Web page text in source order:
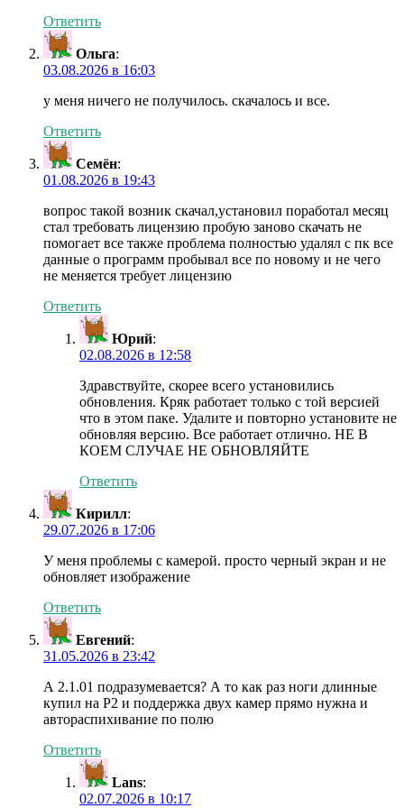
Ответить
Ольга:
03.08.2026 в 16:03
у меня ничего не получилось. скачалось и все.
Ответить
Семён:
01.08.2026 в 19:43
вопрос такой возник скачал,установил поработал месяц
стал требовать лицензию пробую заново скачать не
помогает все также проблема полностью удалял с пк все
данные о программ пробывал все по новому и не чего
не меняется требует лицензию
Ответить
Юрий:
02.08.2026 в 12:58
Здравствуйте, скорее всего установились
обновления. Кряк работает только с той версией
что в этом паке. Удалите и повторно установите не
обновляя версию. Все работает отлично. НЕ В
КОЕМ СЛУЧАЕ НЕ ОБНОВЛЯЙТЕ
Ответить
Кирилл:
29.07.2026 в 17:06
У меня проблемы с камерой. просто черный экран и не
обновляет изображение
Ответить
Евгений:
31.05.2026 в 23:42
А 2.1.01 подразумевается? А то как раз ноги длинные
купил на P2 и поддержка двух камер прямо нужна и
автораспихивание по полю
Ответить
Lans:
02.07.2026 в 10:17